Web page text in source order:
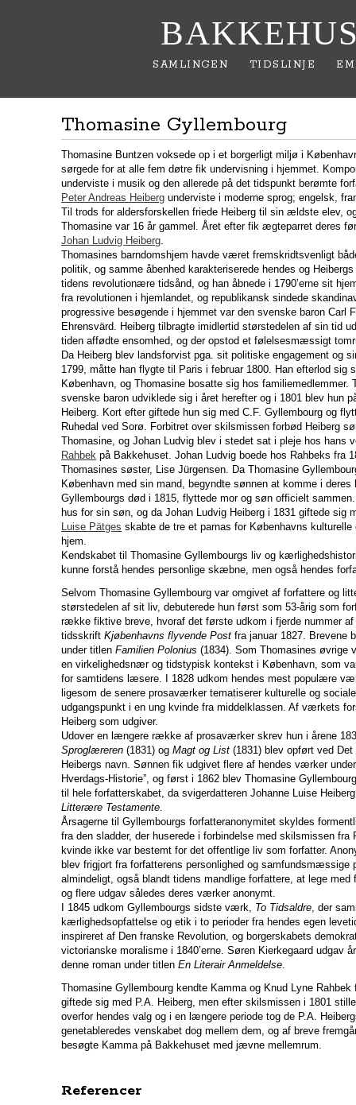
SAMLINGEN TIDSLINJE
Thomasine Gyllembourg
Thomasine Buntzen voksede op i et borgerligt miljø i
sørgede for at alle fem døtre fik undervisning i hjemmet.
underviste i musik og den allerede på det tidspunkt berømte
Peter Andreas Heiberg underviste i moderne sprog; engelsk,
Til trods for aldersforskellen friede Heiberg til sin ældste elev,
Thomasine var 16 år gammel. Året efter fik ægteparret deres
Johan Ludvig Heiberg.
Thomasines barndomshjem havde været fremskridtsvenligt
politik, og samme åbenhed karakteriserede hendes og
tidens revolutionære tidsånd, og han åbnede i 1790’erne sit
fra revolutionen i hjemlandet, og republikansk sindede
progressive besøgende i hjemmet var den svenske baron Carl
Ehrensvärd. Heiberg tilbragte imidlertid størstedelen af sin tid
tiden affødte ensomhed, og der opstod et følelsesmæssigt
Da Heiberg blev landsforvist pga. sit politiske engagement og
1799, måtte han flygte til Paris i februar 1800. Han efterlod sig
København, og Thomasine bosatte sig hos familiemedlemmer.
svenske baron udviklede sig i året herefter og i 1801 blev hun
Heiberg. Kort efter giftede hun sig med C.F. Gyllembourg og
Ruhedal ved Sorø. Forbitret over skilsmissen forbød Heiberg
Thomasine, og Johan Ludvig blev i stedet sat i pleje hos hans
Rahbek på Bakkehuset. Johan Ludvig boede hos Rahbeks fra
Thomasines søster, Lise Jürgensen. Da Thomasine
København med sin mand, begyndte sønnen at komme i
Gyllembourgs død i 1815, flyttede mor og søn officielt
hus for sin søn, og da Johan Ludvig Heiberg i 1831 giftede sig
Luise Pätges skabte de tre et parnas for Københavns
hjem.
Kendskabet til Thomasine Gyllembourgs liv og
kunne forstå hendes personlige skæbne, men også hendes
Selvom Thomasine Gyllembourg var omgivet af forfattere og
størstedelen af sit liv, debuterede hun først som 53-årig som
række fiktive breve, hvoraf det første udkom i fjerde nummer
tidsskrift Kjøbenhavns flyvende Post fra januar 1827. Brevene
under titlen Familien Polonius (1834). Som Thomasines
en virkelighedsnær og tidstypisk kontekst i København, som
for samtidens læsere. I 1828 udkom hendes mest populære
ligesom de senere prosaværker tematiserer kulturelle og
udgangspunkt i en ung kvinde fra middelklassen. Af værkets
Heiberg som udgiver.
Udover en længere række af prosaværker skrev hun i årene
Sproglæreren (1831) og Magt og List (1831) blev opført ved
Heibergs navn. Sønnen fik udgivet flere af hendes værker
Hverdags-Historie”, og først i 1862 blev Thomasine
til hele forfatterskabet, da svigerdatteren Johanne Luise
Litterære Testamente.
Årsagerne til Gyllembourgs forfatteranonymitet skyldes
fra den sladder, der huserede i forbindelse med skilsmissen fra
kvinde ikke var bestemt for det offentlige liv som forfatter.
blev frigjort fra forfatterens personlighed og samfundsmæssige
almindeligt, også blandt tidens mandlige forfattere, at lege
og flere udgav således deres værker anonymt.
I 1845 udkom Gyllembourgs sidste værk, To Tidsaldre, der
kærlighedsopfattelse og etik i to perioder fra hendes egen
inspireret af Den franske Revolution, og borgerskabets
victorianske moralisme i 1840’erne. Søren Kierkegaard udgav
denne roman under titlen En Literair Anmeldelse.
Thomasine Gyllembourg kendte Kamma og Knud Lyne Rahbek
giftede sig med P.A. Heiberg, men efter skilsmissen i 1801
overfor hendes valg og i en længere periode tog de P.A.
genetableredes venskabet dog mellem dem, og af breve
besøgte Kamma på Bakkehuset med jævne mellemrum.
Referencer